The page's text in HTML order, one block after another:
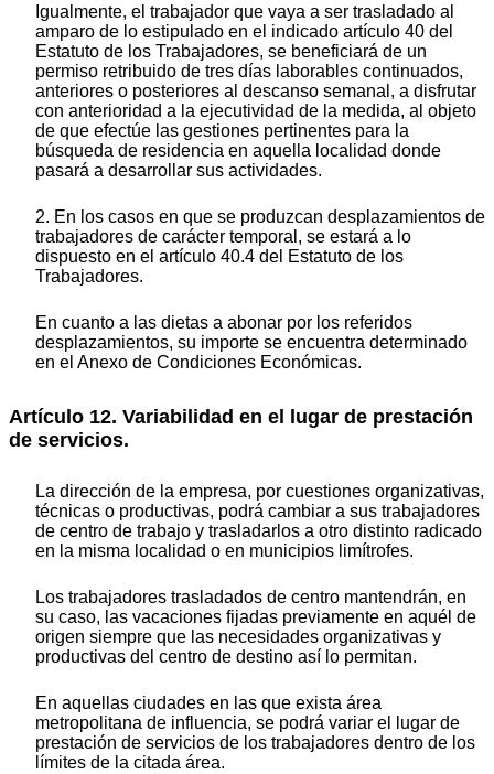
Igualmente, el trabajador que vaya a ser trasladado al
amparo de lo estipulado en el indicado artículo 40 del
Estatuto de los Trabajadores, se beneficiará de un
permiso retribuido de tres días laborables continuados,
anteriores o posteriores al descanso semanal, a disfrutar
con anterioridad a la ejecutividad de la medida, al objeto
de que efectúe las gestiones pertinentes para la
búsqueda de residencia en aquella localidad donde
pasará a desarrollar sus actividades.
2. En los casos en que se produzcan desplazamientos de
trabajadores de carácter temporal, se estará a lo
dispuesto en el artículo 40.4 del Estatuto de los
Trabajadores.
En cuanto a las dietas a abonar por los referidos
desplazamientos, su importe se encuentra determinado
en el Anexo de Condiciones Económicas.
Artículo 12. Variabilidad en el lugar de prestación
de servicios.
La dirección de la empresa, por cuestiones organizativas,
técnicas o productivas, podrá cambiar a sus trabajadores
de centro de trabajo y trasladarlos a otro distinto radicado
en la misma localidad o en municipios limítrofes.
Los trabajadores trasladados de centro mantendrán, en
su caso, las vacaciones fijadas previamente en aquél de
origen siempre que las necesidades organizativas y
productivas del centro de destino así lo permitan.
En aquellas ciudades en las que exista área
metropolitana de influencia, se podrá variar el lugar de
prestación de servicios de los trabajadores dentro de los
límites de la citada área.